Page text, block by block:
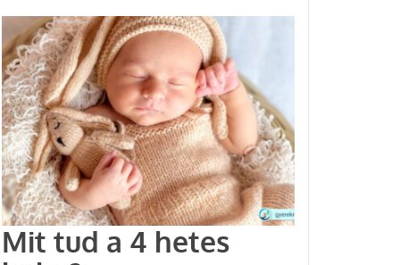
Mit tud a 4 hetes